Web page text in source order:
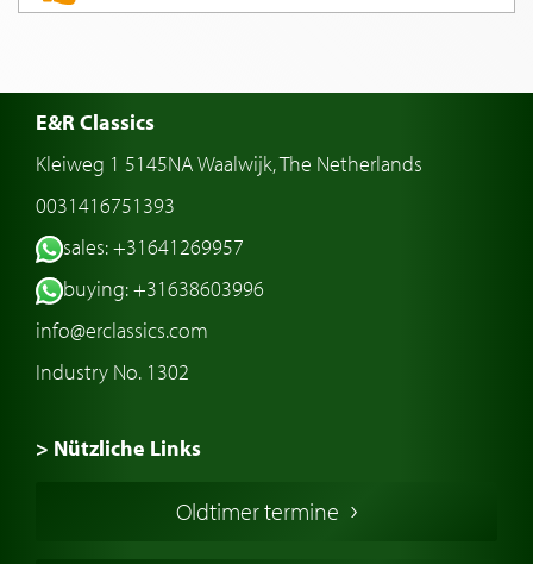
E&R Classics
Kleiweg 1 5145NA Waalwijk, The Netherlands
0031416751393
sales: +31641269957
buying: +31638603996
info@erclassics.com
Industry No. 1302
> Nützliche Links
Oldtimers in EuropaOldtimer termine